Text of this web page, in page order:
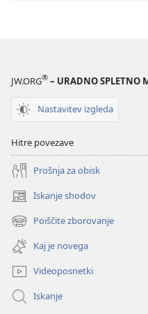
JW.ORG® – URADNO SPLETNO
Nastavitev izgleda
Hitre povezave
Prošnja za obisk
Iskanje shodov
(odpre
novo
okno)
Poiščite zborovanje
(odpre
novo
okno)
Kaj je novega
Videoposnetki
Iskanje